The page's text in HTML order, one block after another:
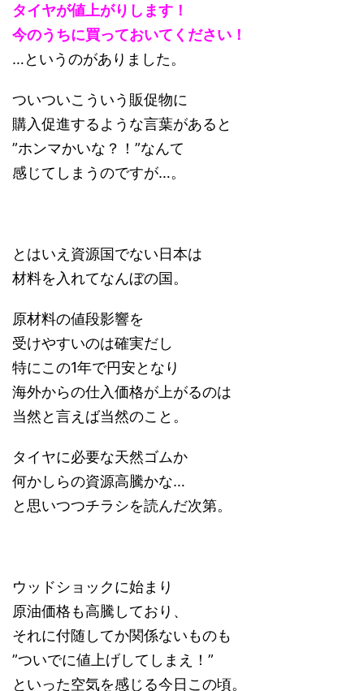
タイヤが値上がりします！
今のうちに買っておいてください！
…というのがありました。
ついついこういう販促物に
購入促進するような言葉があると
”ホンマかいな？！”なんて
感じてしまうのですが…。
とはいえ資源国でない日本は
材料を入れてなんぼの国。
原材料の値段影響を
受けやすいのは確実だし
特にこの1年で円安となり
海外からの仕入価格が上がるのは
当然と言えば当然のこと。
タイヤに必要な天然ゴムか
何かしらの資源高騰かな…
と思いつつチラシを読んだ次第。
ウッドショックに始まり
原油価格も高騰しており、
それに付随してか関係ないものも
”ついでに値上げしてしまえ！”
といった空気を感じる今日この頃。